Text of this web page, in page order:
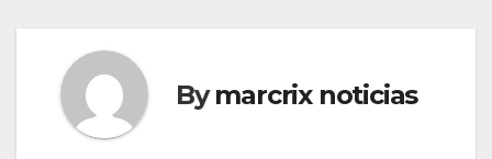
Bymarcrix noticias